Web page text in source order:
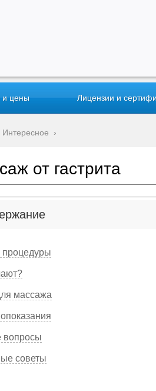
и цены Лицензии и
Интересное ›
от гастрита
процедуры
массажа
вопросы
советы